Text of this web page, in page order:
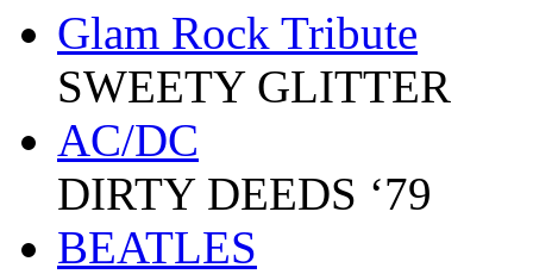
Glam Rock Tribute
SWEETY GLITTER
AC/DC
DIRTY DEEDS ‘79
BEATLES